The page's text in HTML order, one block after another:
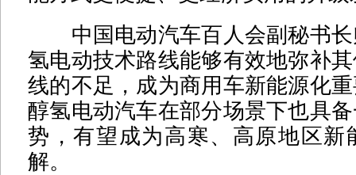
中国电动汽车百人会副秘书长
氢电动技术路线能够有效地弥补
线的不足，成为商用车新能源化
醇氢电动汽车在部分场景下也具
势，有望成为高寒、高原地区新
解。